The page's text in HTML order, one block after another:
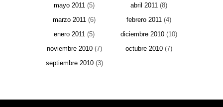
mayo 2011 (5) abril 2011 (8)
marzo 2011 (6) febrero 2011 (4)
enero 2011 (5) diciembre 2010 (10)
noviembre 2010(7) octubre 2010 (7)
septiembre 2010(3)